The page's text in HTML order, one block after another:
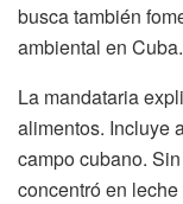
busca también
ambiental en Cuba.
La mandataria
alimentos. Incluye
campo cubano.
concentró en